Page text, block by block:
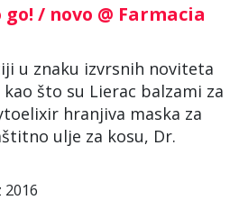
/ novo @ Farmacia
u znaku izvrsnih noviteta
što su Lierac balzami za
hranjiva maska za
ulje za kosu, Dr.